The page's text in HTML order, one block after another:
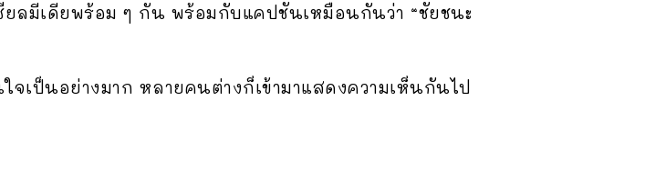
ลมีเดียพร้อม ๆ กัน พร้อมกับแคปชันเหมือนกันว่า “ชัยชนะ
เป็นอย่างมาก หลายคนต่างก็เข้ามาแสดงความเห็นกันไป